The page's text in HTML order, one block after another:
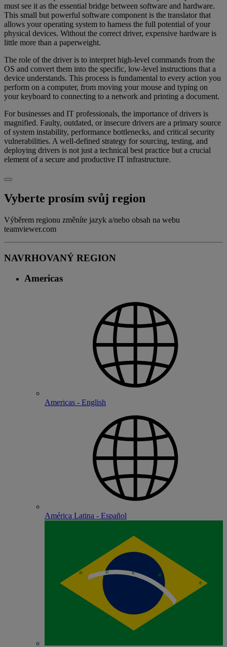
must see it as the essential bridge between software and hardware.
This small but powerful software component is the translator that
allows your operating system to harness the full potential of your
physical devices. Without the correct driver, expensive hardware is
little more than a paperweight.
The role of the driver is to interpret high-level commands from the
OS and convert them into the specific, low-level instructions that a
device understands. This process is fundamental to every action you
perform on a computer, from moving your mouse and typing on
your keyboard to connecting to a network and printing a document.
For businesses and IT professionals, the importance of drivers is
magnified. Faulty, outdated, or insecure drivers are a primary source
of system instability, performance bottlenecks, and critical security
vulnerabilities. A well-defined strategy for sourcing, testing, and
deploying drivers is not just a technical best practice but a crucial
element of a secure and productive IT infrastructure.
Vyberte prosím svůj region
Výběrem regionu změníte jazyk a/nebo obsah na webu
teamviewer.com
NAVRHOVANÝ REGION
Americas
Americas - English
América Latina - Español